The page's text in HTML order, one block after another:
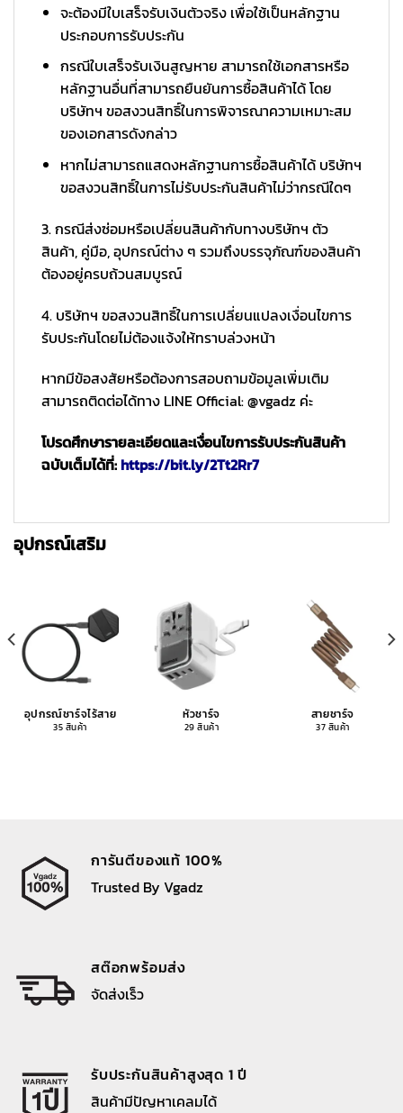
จะต้องมีใบเสร็จรับเงินตัวจริง เพื่อใช้เป็นหลักฐาน
ประกอบการรับประกัน
กรณีใบเสร็จรับเงินสูญหาย สามารถใช้เอกสารหรือ
หลักฐานอื่นที่สามารถยืนยันการซื้อสินค้าได้ โดย
บริษัทฯ ขอสงวนสิทธิ์ในการพิจารณาความเหมาะสม
ของเอกสารดังกล่าว
หากไม่สามารถแสดงหลักฐานการซื้อสินค้าได้ บริษัทฯ
ขอสงวนสิทธิ์ในการไม่รับประกันสินค้าไม่ว่ากรณีใดๆ
3. กรณีส่งซ่อมหรือเปลี่ยนสินค้ากับทางบริษัทฯ ตัว
สินค้า, คู่มือ, อุปกรณ์ต่าง ๆ รวมถึงบรรจุภัณฑ์ของสินค้า
ต้องอยู่ครบถ้วนสมบูรณ์
4. บริษัทฯ ขอสงวนสิทธิ์ในการเปลี่ยนแปลงเงื่อนไขการ
รับประกันโดยไม่ต้องแจ้งให้ทราบล่วงหน้า
หากมีข้อสงสัยหรือต้องการสอบถามข้อมูลเพิ่มเติม
สามารถติดต่อได้ทาง LINE Official: @vgadz ค่ะ
โปรดศึกษารายละเอียดและเงื่อนไขการรับประกันสินค้า
ฉบับเต็มได้ที่:https://bit.ly/2Tt2Rr7
อุปกรณ์เสริม
อุปกรณ์ชาร์จไร้สาย
35 สินค้า
หัวชาร์จ
29 สินค้า
สายชาร์จ
37 สินค้า
การันตีของแท้ 100%
Trusted By Vgadz
สต๊อกพร้อมส่ง
จัดส่งเร็ว
รับประกันสินค้าสูงสุด 1 ปี
สินค้ามีปัญหาเคลมได้